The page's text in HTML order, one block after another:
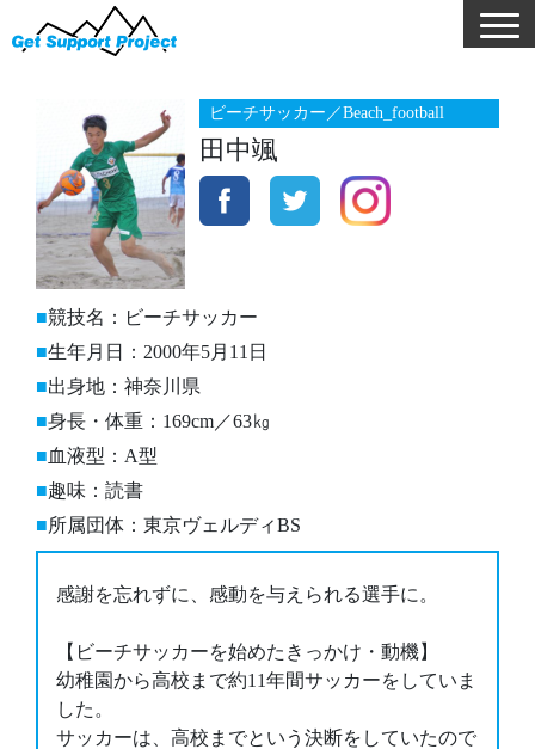
ビーチサッカー／Beach_football
⽥中颯
競技名：ビーチサッカー
生年月日：2000年5月11日
出身地：神奈川県
身長・体重：169cm／63㎏
血液型：A型
趣味：読書
所属団体：東京ヴェルディBS
感謝を忘れずに、感動を与えられる選⼿に。
【ビーチサッカーを始めたきっかけ・動機】
幼稚園から⾼校まで約11年間サッカーをしていま
した。
サッカーは、⾼校までという決断をしていたので